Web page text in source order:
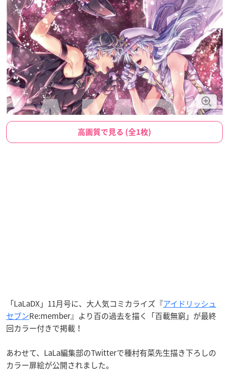
高画質で見る (全1枚)
「LaLaDX」11月号に、大人気コミカライズ『アイドリッシュ
セブンRe:member』より百の過去を描く「百載無窮」が最終
回カラー付きで掲載！
あわせて、LaLa編集部のTwitterで種村有菜先生描き下ろしの
カラー扉絵が公開されました。